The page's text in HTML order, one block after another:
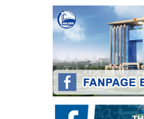
Phát động, triển khai Cuộc thi
cười ngày mai" dành cho học
năm học 2023-2024
Phát động, triển khai Cuộc thi "
ngày mai" dành cho học sinh và
Ngày ban hành: 22/11/2023
Nhắc nhỡ thực hiện thanh